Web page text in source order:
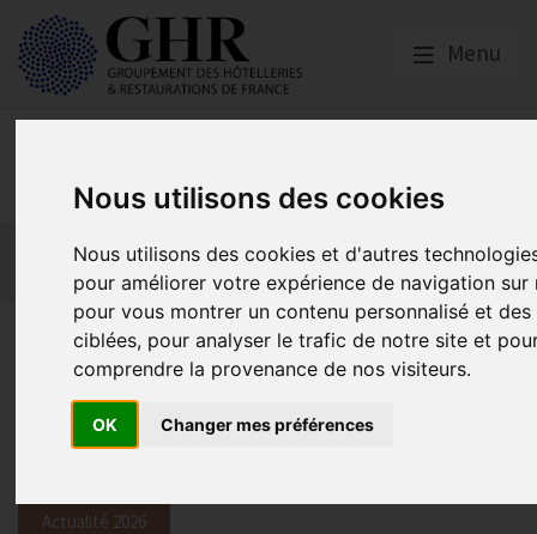
Nous utilisons des cookies
Nous utilisons des cookies et d'autres
pour améliorer votre expérience de navigation sur
pour vous montrer un contenu personnalisé et
ciblées, pour analyser le trafic de notre site et
comprendre la provenance de nos visiteurs.
OK Changer mes préférences
Menu
Handicap
Actualité 2026 Nos Métiers
Offres d’Emploi
Formation
Mission Handicap
La subvention pour l’achat
verres osmoseur réactivée par
l’assurance Maladie (AMELI)
Actualité 2026